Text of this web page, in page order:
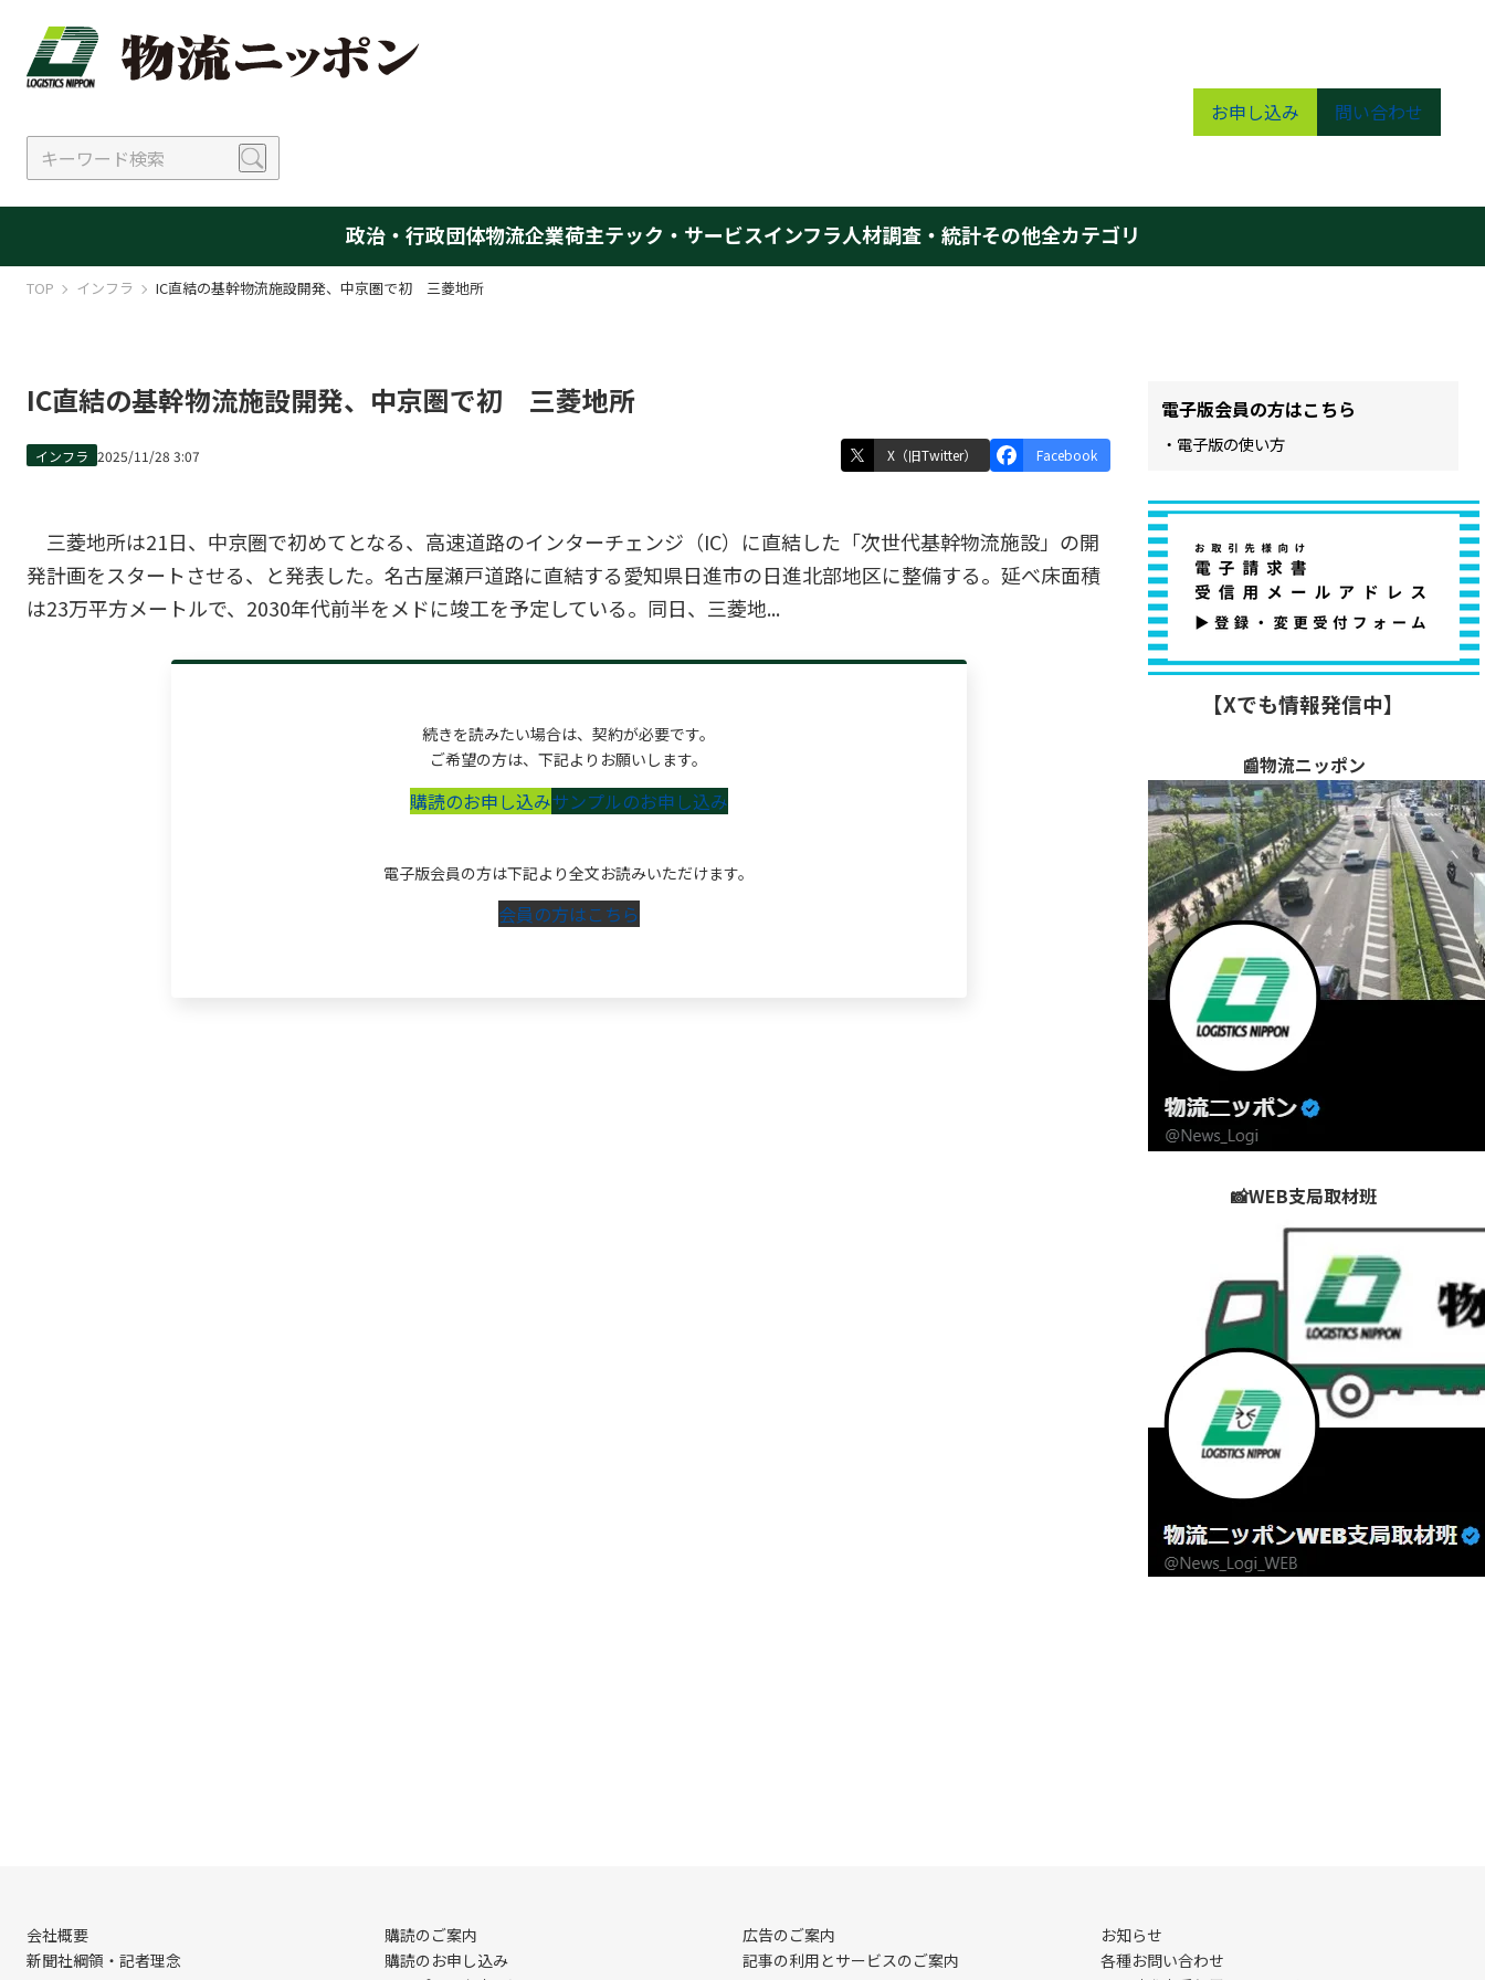
お申し込み 問い合わせ
政治・行政団体物流企業荷主テック・サービスインフラ人材調査・統計その他全カテゴリ
TOP インフラ IC直結の基幹物流施設開発、中京圏で初 三菱地所
IC直結の基幹物流施設開発、中京圏で初 三菱地所
インフラ 2025/11/28 3:07 X（旧Twitter） Facebook
三菱地所は21日、中京圏で初めてとなる、高速道路のインターチェンジ（IC）に直結した「次世代基幹物流施設」の開
発計画をスタートさせる、と発表した。名古屋瀬戸道路に直結する愛知県日進市の日進北部地区に整備する。延べ床面積
は23万平方メートルで、2030年代前半をメドに竣工を予定している。同日、三菱地...
続きを読みたい場合は、契約が必要です。
ご希望の方は、下記よりお願いします。
購読のお申し込みサンプルのお申し込み
電子版会員の方は下記より全文お読みいただけます。
会員の方はこちら
電子版会員の方はこちら
・電子版の使い方
【Xでも情報発信中】
📰物流ニッポン
📸WEB支局取材班
会社概要
新聞社綱領・記者理念
購読のご案内
購読のお申し込み
広告のご案内
記事の利用とサービスのご案内
お知らせ
各種お問い合わせ